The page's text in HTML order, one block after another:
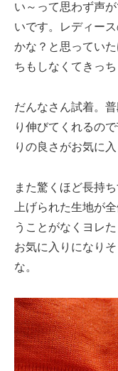
い～って思わず声
いです。レディー
かな？と思ってい
ちもしなくてきっ
だんなさん試着。
り伸びてくれるの
りの良さがお気に入
また驚くほど長持
上げられた生地が
うことがなくヨレ
お気に入りになり
な。